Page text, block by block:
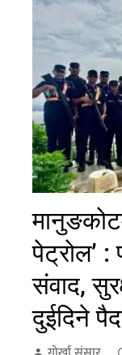
पेट्रोल’ :
संवाद,
दुईदिने